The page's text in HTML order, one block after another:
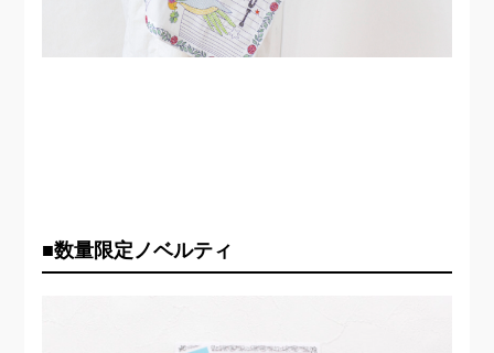
■数量限定ノベルティ